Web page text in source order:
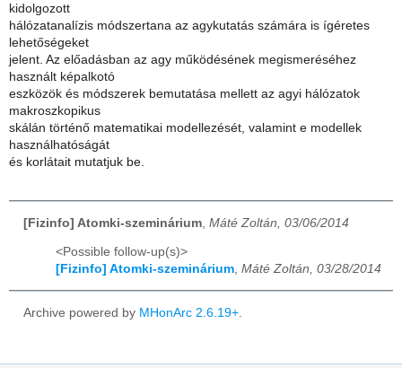
kidolgozott
hálózatanalízis módszertana az agykutatás számára is ígéretes
lehetőségeket
jelent. Az előadásban az agy működésének megismeréséhez
használt képalkotó
eszközök és módszerek bemutatása mellett az agyi hálózatok
makroszkopikus
skálán történő matematikai modellezését, valamint e modellek
használhatóságát
és korlátait mutatjuk be.
[Fizinfo] Atomki-szeminárium Máté Zoltán, 03/06/2014
<Possible follow-up(s)>
[Fizinfo] Atomki-szeminárium, Máté Zoltán, 03/28/2014
Archive powered by MHonArc 2.6.19+.